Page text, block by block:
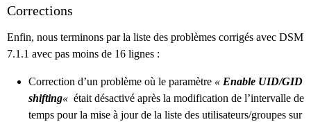
Corrections
Enfin, nous terminons par la liste des problèmes corrigés avec DSM
7.1.1 avec pas moins de 16 lignes :
Correction d’un problème où le paramètre « Enable UID/GID
shifting« était désactivé après la modification de l’intervalle de
temps pour la mise à jour de la liste des utilisateurs/groupes sur